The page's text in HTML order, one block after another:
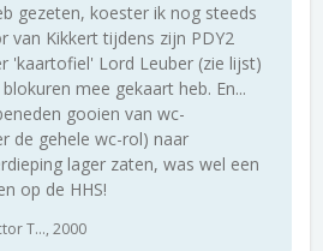
gezeten, koester ik nog steeds
van Kikkert tijdens zijn PDY2
'kaartofiel' Lord Leuber (zie lijst)
mee gekaart heb. En...
gooien van wc-
de gehele wc-rol) naar
lager zaten, was wel een
op de HHS!
T..., 2000